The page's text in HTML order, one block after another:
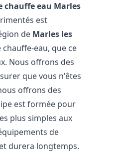
chauffe eau Marles
est
de Marles les
eau, que ce
Nous offrons des
que vous n'êtes
offrons des
est formée pour
plus simples aux
de
durera longtemps.